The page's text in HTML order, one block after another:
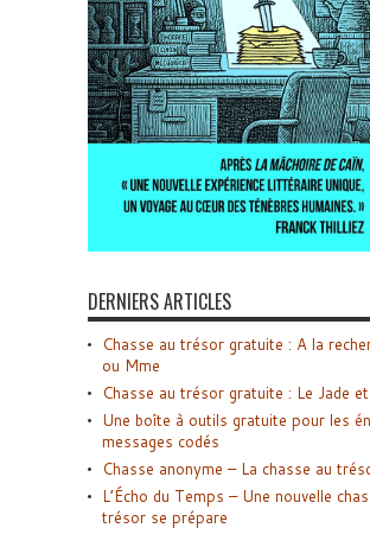
DERNIERS ARTICLES
Chasse au trésor gratuite : A la
ou Mme
Chasse au trésor gratuite : Le Jade
Une boîte à outils gratuite pour les
messages codés
Chasse anonyme – La chasse au
L’Écho du Temps – Une nouvelle
trésor se prépare